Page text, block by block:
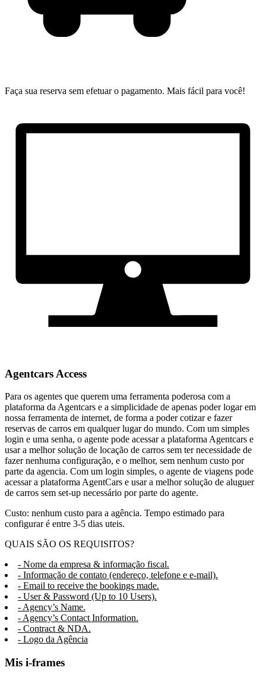
Faça sua reserva sem efetuar o pagamento. Mais fácil para você!
Agentcars Access
Para os agentes que querem uma ferramenta poderosa com a
plataforma da Agentcars e a simplicidade de apenas poder logar em
nossa ferramenta de internet, de forma a poder cotizar e fazer
reservas de carros em qualquer lugar do mundo. Com um simples
login e uma senha, o agente pode acessar a plataforma Agentcars e
usar a melhor solução de locação de carros sem ter necessidade de
fazer nenhuma configuração, e o melhor, sem nenhum custo por
parte da agencia. Com um login simples, o agente de viagens pode
acessar a plataforma AgentCars e usar a melhor solução de aluguer
de carros sem set-up necessário por parte do agente.
Custo: nenhum custo para a agência. Tempo estimado para
configurar é entre 3-5 dias uteis.
QUAIS SÃO OS REQUISITOS?
- Nome da empresa & informação fiscal.
- Informação de contato (endereço, telefone e e-mail).
- Email to receive the bookings made.
- User & Password (Up to 10 Users).
- Agency’s Name.
- Agency’s Contact Information.
- Contract & NDA.
- Logo da Agência
Mis i-frames